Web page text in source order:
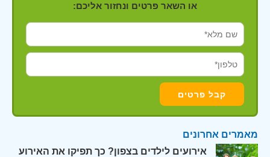
או השאר פרטים ונחזור אליכם:
מאמרים אחרונים
אירועים לילדים בצפון? כך תפיקו את האירוע